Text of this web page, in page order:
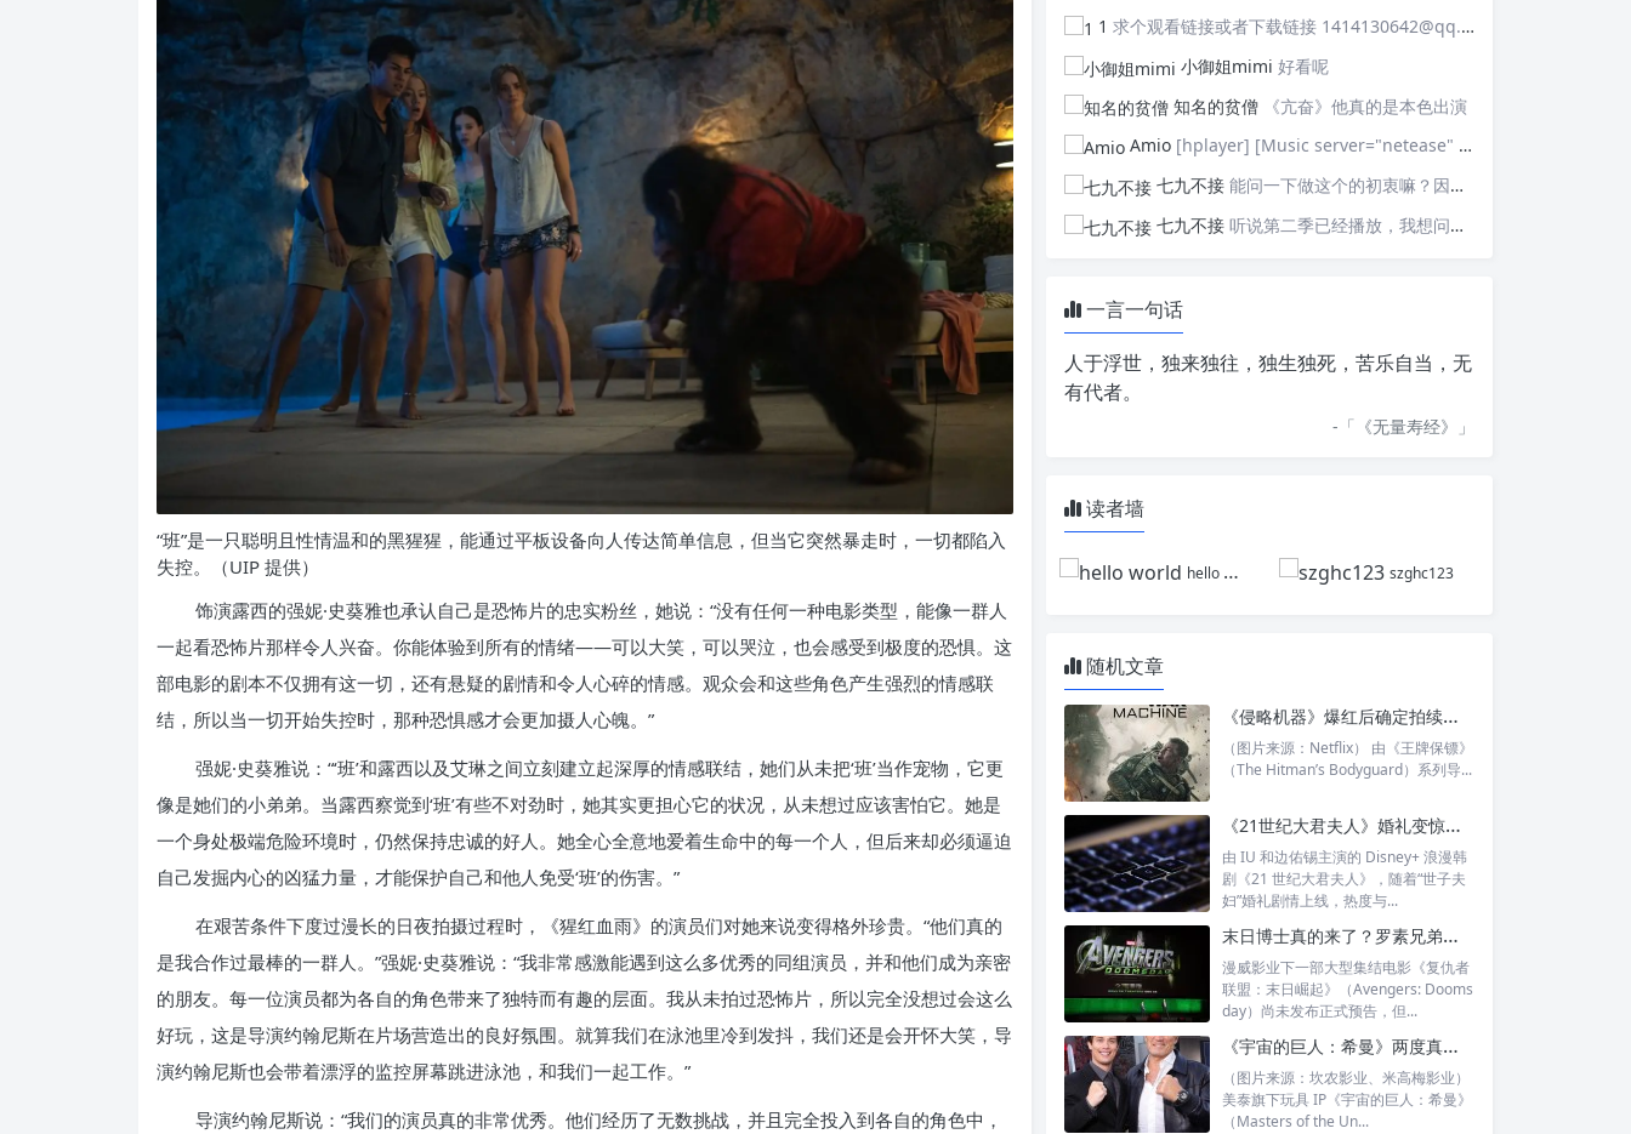
“班”是一只聪明且性情温和的黑猩猩，能通过平板设备向人传达简单信息，但当它突然暴走时，一切都陷入
失控。（UIP 提供）
饰演露西的强妮·史葵雅也承认自己是恐怖片的忠实粉丝，她说：“没有任何一种电影类型，能像一群人
一起看恐怖片那样令人兴奋。你能体验到所有的情绪——可以大笑，可以哭泣，也会感受到极度的恐惧。这
部电影的剧本不仅拥有这一切，还有悬疑的剧情和令人心碎的情感。观众会和这些角色产生强烈的情感联
结，所以当一切开始失控时，那种恐惧感才会更加摄人心魄。”
强妮·史葵雅说：“‘班’和露西以及艾琳之间立刻建立起深厚的情感联结，她们从未把‘班’当作宠物，它更
像是她们的小弟弟。当露西察觉到‘班’有些不对劲时，她其实更担心它的状况，从未想过应该害怕它。她是
一个身处极端危险环境时，仍然保持忠诚的好人。她全心全意地爱着生命中的每一个人，但后来却必须逼迫
自己发掘内心的凶猛力量，才能保护自己和他人免受‘班’的伤害。”
在艰苦条件下度过漫长的日夜拍摄过程时，《猩红血雨》的演员们对她来说变得格外珍贵。“他们真的
是我合作过最棒的一群人。”强妮·史葵雅说：“我非常感激能遇到这么多优秀的同组演员，并和他们成为亲密
的朋友。每一位演员都为各自的角色带来了独特而有趣的层面。我从未拍过恐怖片，所以完全没想过会这么
好玩，这是导演约翰尼斯在片场营造出的良好氛围。就算我们在泳池里冷到发抖，我们还是会开怀大笑，导
演约翰尼斯也会带着漂浮的监控屏幕跳进泳池，和我们一起工作。”
导演约翰尼斯说：“我们的演员真的非常优秀。他们经历了无数挑战，并且完全投入到各自的角色中，
1 求个观看链接或者下载链接 1414130642@qq.com
小御姐mimi 好看呢
知名的贫僧
《亢奋》他真的是本色出演
Amio [hplayer] [Music server="netease" id="" type=""/] [/hplayer] 试试
七九不接 能问一下做这个的初衷嘛？因为真的有被触动到
七九不接 听说第二季已经播放，我想问一下国内什么时候会播出
一言一句话
人于浮世，独来独往，独生独死，苦乐自当，无
有代者。
-「 《无量寿经》 」
读者墙
hello world szghc123
随机文章
《侵略机器》爆红后确定拍续集：阿兰·里奇森能否再战外星机械？
（图片来源：Netflix） 由《王牌保镖》
（The Hitman’s Bodyguard）系列导...
《21世纪大君夫人》婚礼变惊变：IU中毒昏迷，边佑锡护妻名场面引爆全网
由 IU 和边佑锡主演的 Disney+ 浪漫韩
剧《21 世纪大君夫人》，随着“世子夫
妇”婚礼剧情上线，热度与...
末日博士真的来了？罗素兄弟公开神秘标志，《复仇者联盟：末日崛起》预告或将登场
漫威影业下一部大型集结电影《复仇者
联盟：末日崛起》（Avengers: Dooms
day）尚未发布正式预告，但...
《宇宙的巨人：希曼》两度真人化都成票房毒药？初代希曼杜夫·龙格尔坦言失望又困惑
（图片来源：坎农影业、米高梅影业）
美泰旗下玩具 IP《宇宙的巨人：希曼》
（Masters of the Un...